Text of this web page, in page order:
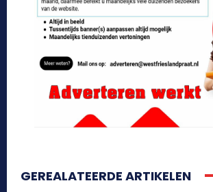
GEREALATEERDE ARTIKELEN